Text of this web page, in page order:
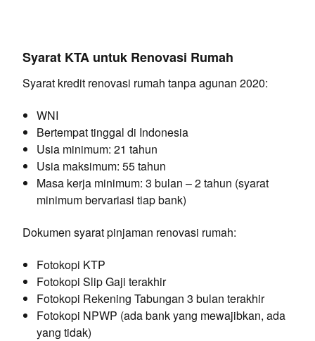
Syarat KTA untuk Renovasi Rumah
Syarat kredit renovasi rumah tanpa agunan 2020:
WNI
Bertempat tinggal di Indonesia
Usia minimum: 21 tahun
Usia maksimum: 55 tahun
Masa kerja minimum: 3 bulan – 2 tahun (syarat
minimum bervariasi tiap bank)
Dokumen syarat pinjaman renovasi rumah:
Fotokopi KTP
Fotokopi Slip Gaji terakhir
Fotokopi Rekening Tabungan 3 bulan terakhir
Fotokopi NPWP (ada bank yang mewajibkan, ada
yang tidak)